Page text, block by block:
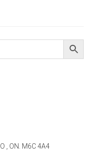
, ON. M6C 4A4